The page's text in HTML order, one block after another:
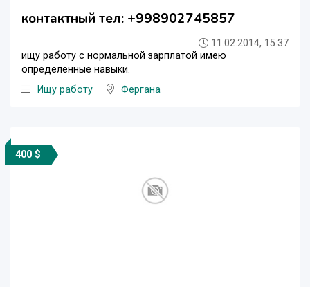
контактный тел: +998902745857
11.02.2014, 15:37
ищу работу с нормальной зарплатой имею
определенные навыки.
Ищу работу
Фергана
400 $